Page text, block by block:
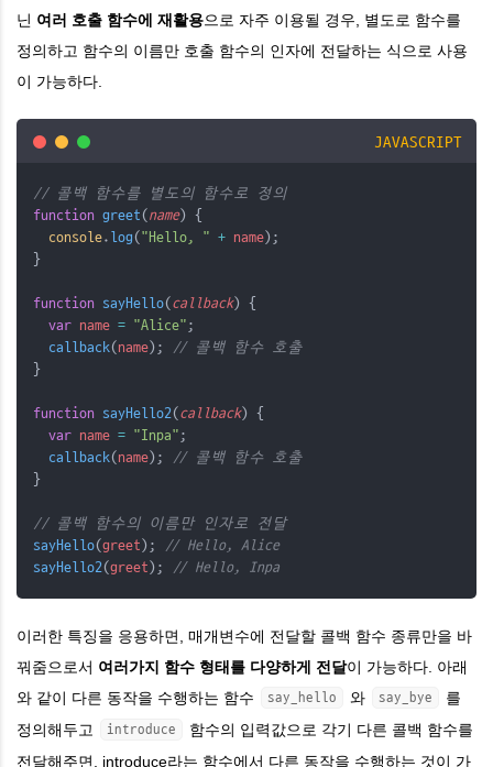
닌 여러 호출 함수에 재활용으로 자주 이용될 경우, 별도로 함수를
정의하고 함수의 이름만 호출 함수의 인자에 전달하는 식으로 사용
이 가능하다.
JAVASCRIPT
// 콜백 함수를 별도의 함수로 정의
function greet( name) {
console. log( "Hello, " + name);
}
function sayHello( callback) {
var name = "Alice" ;
callback( name);
// 콜백 함수 호출
}
function sayHello2( callback) {
var name = "Inpa" ;
callback( name);
// 콜백 함수 호출
}
// 콜백 함수의 이름만 인자로 전달
sayHello(greet );
// Hello, Alice
sayHello2(greet ); // Hello, Inpa
이러한 특징을 응용하면, 매개변수에 전달할 콜백 함수 종류만을 바
꿔줌으로서 여러가지 함수 형태를 다양하게 전달이 가능하다. 아래
와 같이 다른 동작을 수행하는 함수
say_hello 와 say_bye
를
정의해두고
introduce
함수의 입력값으로 각기 다른 콜백 함수를
전달해주면, introduce라는 함수에서 다른 동작을 수행하는 것이 가